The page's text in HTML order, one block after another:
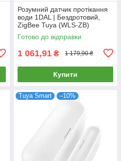
Розумний датчик протікання
води 1DAL | Бездротовий,
ZigBee Tuya (WLS-ZB)
Готово до відправки
1 061,91 ₴ 1 179,90 ₴
Купити
Tuya Smart –10%